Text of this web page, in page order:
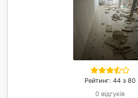
Рейтинг: 44 з 80
0 відгуків